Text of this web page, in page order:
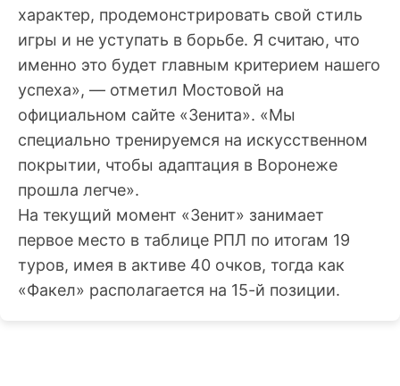
характер, продемонстрировать свой стиль
игры и не уступать в борьбе. Я считаю, что
именно это будет главным критерием нашего
успеха», — отметил Мостовой на
официальном сайте «Зенита». «Мы
специально тренируемся на искусственном
покрытии, чтобы адаптация в Воронеже
прошла легче».
На текущий момент «Зенит» занимает
первое место в таблице РПЛ по итогам 19
туров, имея в активе 40 очков, тогда как
«Факел» располагается на 15-й позиции.